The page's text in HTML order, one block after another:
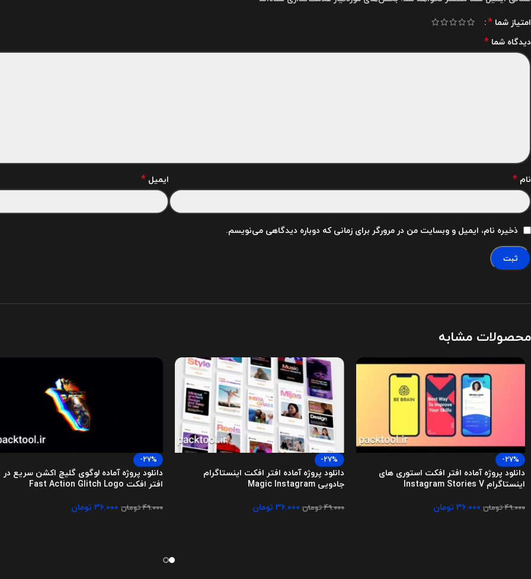
امتیاز شما *
دیدگاه شما *
نام * ایمیل *
ذخیره نام، ایمیل و وبسایت من در مرورگر برای زمانی که دوباره دیدگاهی می‌نویسم.
محصولات مشابه
-27%
دانلود پروژه آماده افتر افکت استوری های
اینستاگرام Instagram Stories V
۴۹.۰۰۰تومان ۳۶.۰۰۰ تومان
-27%
دانلود پروژه آماده افتر افکت اینستاگرام
جادویی Magic Instagram
۴۹.۰۰۰تومان ۳۶.۰۰۰ تومان
-27%
دانلود پروژه آماده لوگوی گلیچ اکشن سریع در
افتر افکت Fast Action Glitch Logo
۴۹.۰۰۰تومان ۳۶.۰۰۰ تومان